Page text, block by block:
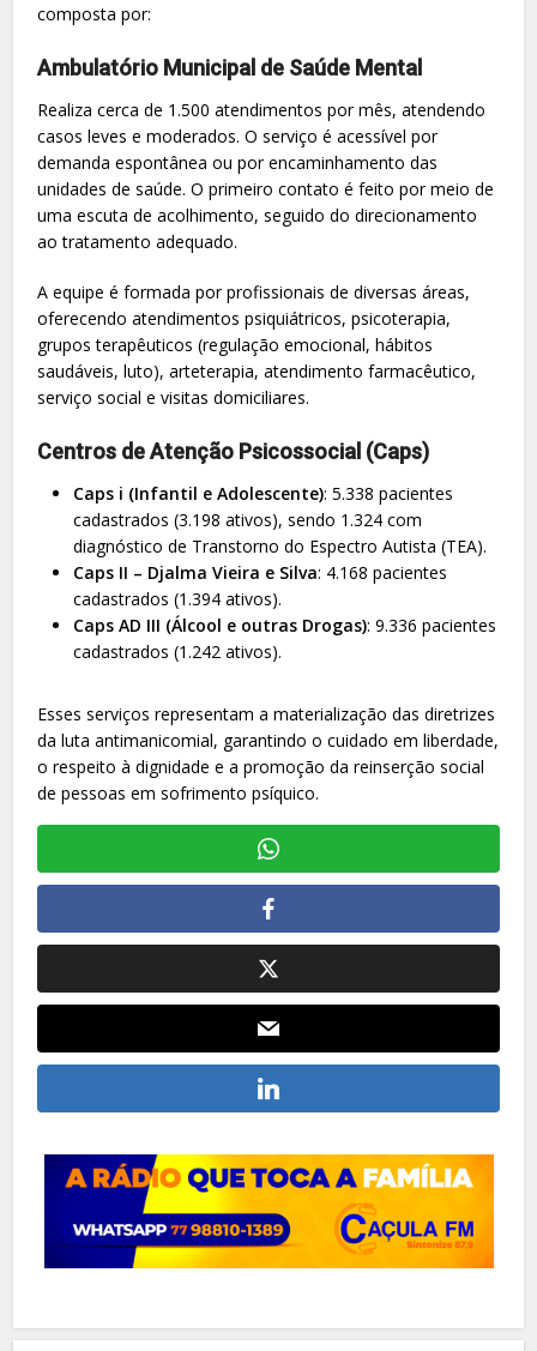
composta por:
Ambulatório Municipal de Saúde Mental
Realiza cerca de 1.500 atendimentos por mês, atendendo
casos leves e moderados. O serviço é acessível por
demanda espontânea ou por encaminhamento das
unidades de saúde. O primeiro contato é feito por meio de
uma escuta de acolhimento, seguido do direcionamento
ao tratamento adequado.
A equipe é formada por profissionais de diversas áreas,
oferecendo atendimentos psiquiátricos, psicoterapia,
grupos terapêuticos (regulação emocional, hábitos
saudáveis, luto), arteterapia, atendimento farmacêutico,
serviço social e visitas domiciliares.
Centros de Atenção Psicossocial (Caps)
Caps i (Infantil e Adolescente): 5.338 pacientes
cadastrados (3.198 ativos), sendo 1.324 com
diagnóstico de Transtorno do Espectro Autista (TEA).
Caps II – Djalma Vieira e Silva: 4.168 pacientes
cadastrados (1.394 ativos).
Caps AD III (Álcool e outras Drogas): 9.336 pacientes
cadastrados (1.242 ativos).
Esses serviços representam a materialização das diretrizes
da luta antimanicomial, garantindo o cuidado em liberdade,
o respeito à dignidade e a promoção da reinserção social
de pessoas em sofrimento psíquico.